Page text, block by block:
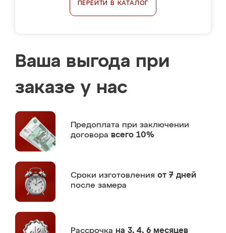
ПЕРЕЙТИ В КАТАЛОГ
Ваша выгода при
заказе у нас
Предоплата при заключении
договора всего 10%
Сроки изготовления от 7 дней
после замера
Рассрочка на 3, 4, 6 месяцев